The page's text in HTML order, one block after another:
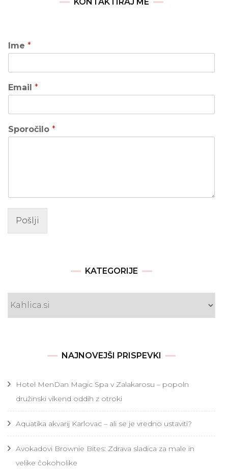
Ime *
Email *
Sporočilo *
Pošlji
KATEGORIJE
Kategorije
NAJNOVEJŠI PRISPEVKI
Hotel MenDan Magic Spa v Zalakarosu – popoln
družinski vikend oddih z otroki
Aquatika akvarij Karlovac – ali se je vredno ustaviti?
Avokadovi Brownie Bites: Zdrava sladica za male in
velike čokoholike